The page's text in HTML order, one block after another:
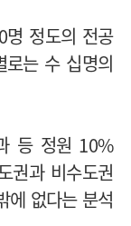
명 정도의 전공
로는 수 십명의
등 정원 10%
권과 비수도권
에 없다는 분석